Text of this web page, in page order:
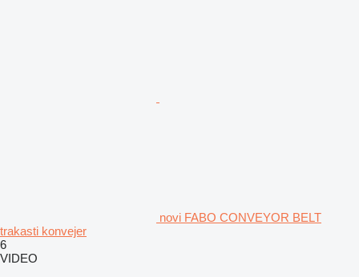
novi FABO CONVEYOR BELT
trakasti konvejer
6
VIDEO